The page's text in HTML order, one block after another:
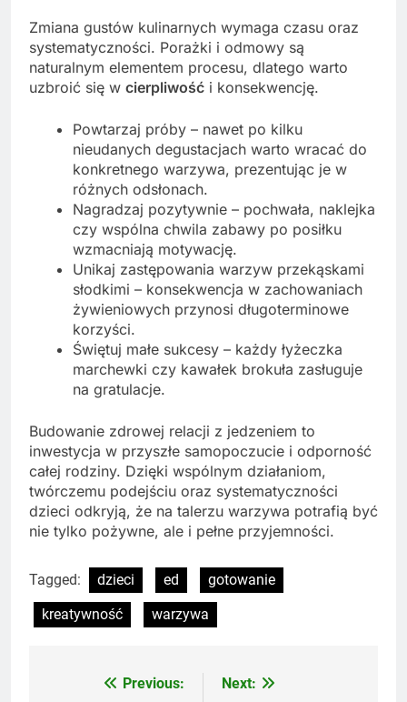
Zmiana gustów kulinarnych wymaga czasu oraz
systematyczności. Porażki i odmowy są
naturalnym elementem procesu, dlatego warto
uzbroić się w cierpliwość i konsekwencję.
Powtarzaj próby – nawet po kilku
nieudanych degustacjach warto wracać do
konkretnego warzywa, prezentując je w
różnych odsłonach.
Nagradzaj pozytywnie – pochwała, naklejka
czy wspólna chwila zabawy po posiłku
wzmacniają motywację.
Unikaj zastępowania warzyw przekąskami
słodkimi – konsekwencja w zachowaniach
żywieniowych przynosi długoterminowe
korzyści.
Świętuj małe sukcesy – każdy łyżeczka
marchewki czy kawałek brokuła zasługuje
na gratulacje.
Budowanie zdrowej relacji z jedzeniem to
inwestycja w przyszłe samopoczucie i odporność
całej rodziny. Dzięki wspólnym działaniom,
twórczemu podejściu oraz systematyczności
dzieci odkryją, że na talerzu warzywa potrafią być
nie tylko pożywne, ale i pełne przyjemności.
Tagged: dzieci ed
gotowanie
kreatywność
warzywa
NawigacjaPrevious:
Next: